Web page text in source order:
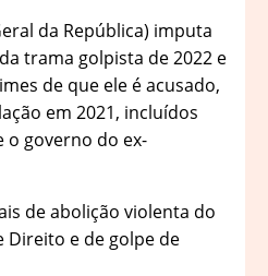
da República) imputa
trama golpista de 2022 e
de que ele é acusado,
em 2021, incluídos
o governo do ex-
de abolição violenta do
Direito e de golpe de